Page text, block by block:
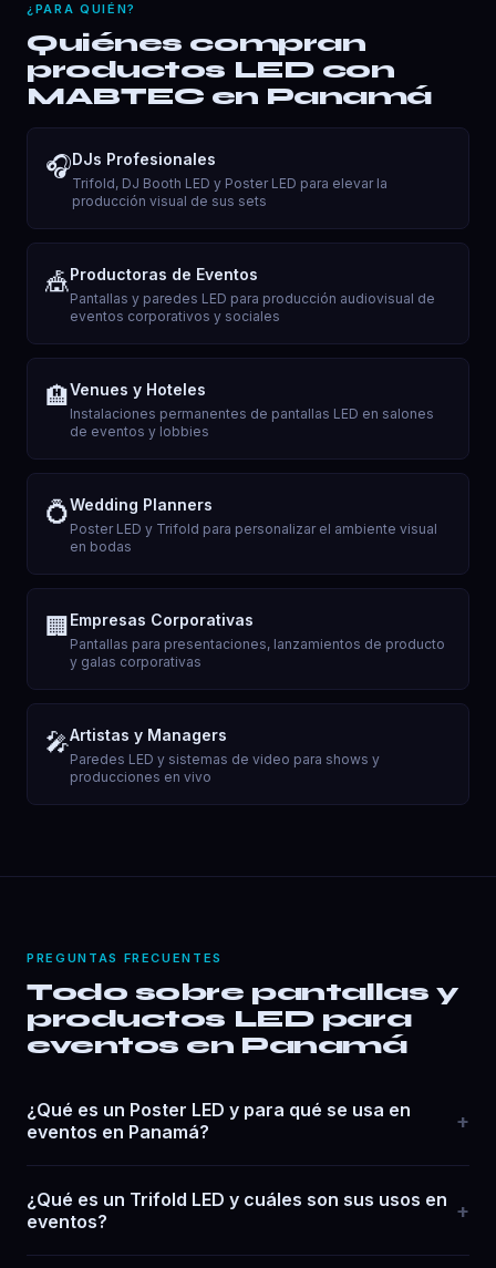
¿PARA QUIÉN?
Quiénes compran
productos LED con
MABTEC en Panamá
🎧DJs Profesionales
Trifold, DJ Booth LED y Poster LED para elevar la
producción visual de sus sets
🎪Productoras de Eventos
Pantallas y paredes LED para producción audiovisual de
eventos corporativos y sociales
🏨Venues y Hoteles
Instalaciones permanentes de pantallas LED en salones
de eventos y lobbies
💍Wedding Planners
Poster LED y Trifold para personalizar el ambiente visual
en bodas
🏢 Empresas Corporativas
Pantallas para presentaciones, lanzamientos de producto
y galas corporativas
🎤Artistas y Managers
Paredes LED y sistemas de video para shows y
producciones en vivo
PREGUNTAS FRECUENTES
Todo sobre pantallas y
productos LED para
eventos en Panamá
¿Qué es un Poster LED y para qué se usa en
eventos en Panamá?
+
¿Qué es un Trifold LED y cuáles son sus usos en
eventos?
+